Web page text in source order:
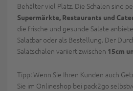
Behälter viel Platz. Die Schalen sind
Supermärkte, Restaurants und
die frische und gesunde Salate
Salatbar oder als Bestellung. Der
Salatschalen variiert zwischen 15cm
Tipp: Wenn Sie Ihren Kunden auch
Sie im Onlineshop bei pack2go